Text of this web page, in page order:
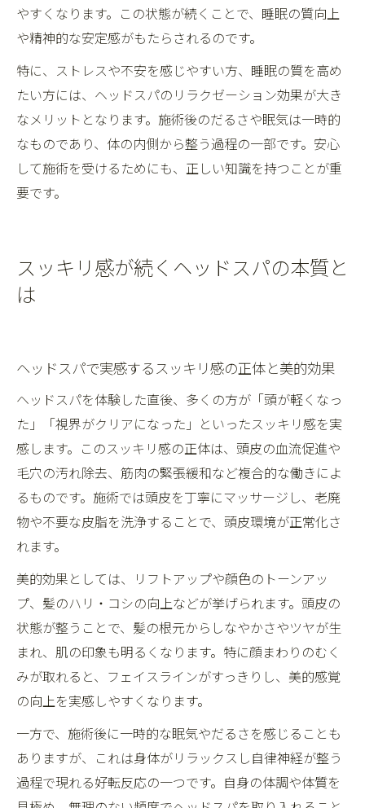
やすくなります。この状態が続くことで、睡眠の質向上
や精神的な安定感がもたらされるのです。
特に、ストレスや不安を感じやすい方、睡眠の質を高め
たい方には、ヘッドスパのリラクゼーション効果が大き
なメリットとなります。施術後のだるさや眠気は一時的
なものであり、体の内側から整う過程の一部です。安心
して施術を受けるためにも、正しい知識を持つことが重
要です。
スッキリ感が続くヘッドスパの本質と
は
ヘッドスパで実感するスッキリ感の正体と美的効果
ヘッドスパを体験した直後、多くの方が「頭が軽くなっ
た」「視界がクリアになった」といったスッキリ感を実
感します。このスッキリ感の正体は、頭皮の血流促進や
毛穴の汚れ除去、筋肉の緊張緩和など複合的な働きによ
るものです。施術では頭皮を丁寧にマッサージし、老廃
物や不要な皮脂を洗浄することで、頭皮環境が正常化さ
れます。
美的効果としては、リフトアップや顔色のトーンアッ
プ、髪のハリ・コシの向上などが挙げられます。頭皮の
状態が整うことで、髪の根元からしなやかさやツヤが生
まれ、肌の印象も明るくなります。特に顔まわりのむく
みが取れると、フェイスラインがすっきりし、美的感覚
の向上を実感しやすくなります。
一方で、施術後に一時的な眠気やだるさを感じることも
ありますが、これは身体がリラックスし自律神経が整う
過程で現れる好転反応の一つです。自身の体調や体質を